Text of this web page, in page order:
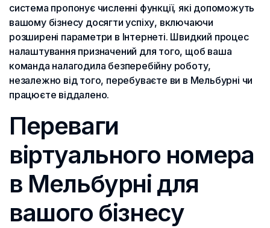
система пропонує численні функції, які допоможуть
вашому бізнесу досягти успіху, включаючи
розширені параметри в Інтернеті. Швидкий процес
налаштування призначений для того, щоб ваша
команда налагодила безперебійну роботу,
незалежно від того, перебуваєте ви в Мельбурні чи
працюєте віддалено.
Переваги
віртуального номера
в Мельбурні для
вашого бізнесу